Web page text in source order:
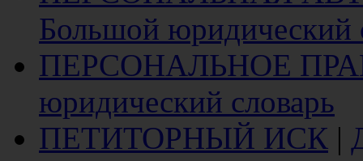
Большой юридический
ПЕРСОНАЛЬНОЕ
юридический словарь
ПЕТИТОРНЫЙ ИСК |